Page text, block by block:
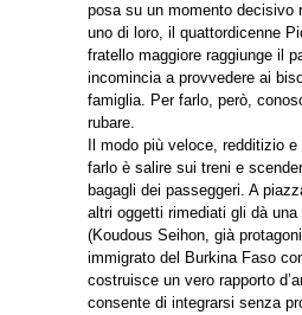
posa su un momento decisivo
uno di loro, il quattordicenne
fratello maggiore raggiunge il
incomincia a provvedere ai
famiglia. Per farlo, però,
rubare.
Il modo più veloce, redditizio
farlo è salire sui treni e
bagagli dei passeggeri. A
altri oggetti rimediati gli dà una
(Koudous Seihon, già
immigrato del Burkina Faso
costruisce un vero rapporto
consente di integrarsi senza